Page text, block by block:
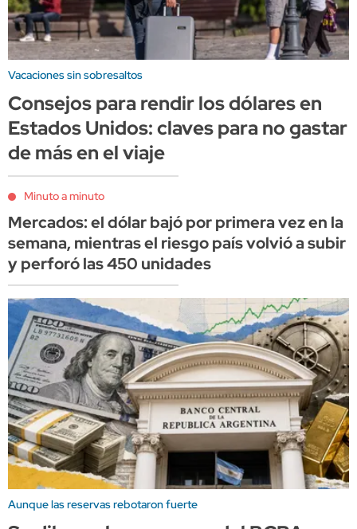
Vacaciones sin sobresaltos
Consejos para rendir los dólares en
Estados Unidos: claves para no gastar
de más en el viaje
Minuto a minuto
Mercados: el dólar bajó por primera vez en la
semana, mientras el riesgo país volvió a subir
y perforó las 450 unidades
Aunque las reservas rebotaron fuerte